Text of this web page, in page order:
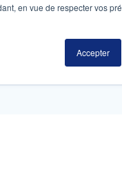
en vue de respecter vos
Accepter